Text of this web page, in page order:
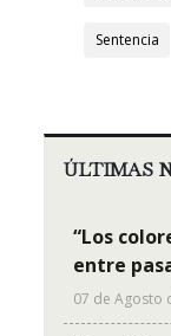
Sentencia
ÚLTIMAS
“Los
entre
07 de Agosto